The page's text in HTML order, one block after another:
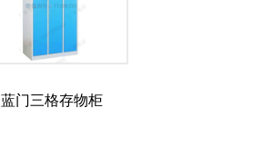
蓝门三格存物柜